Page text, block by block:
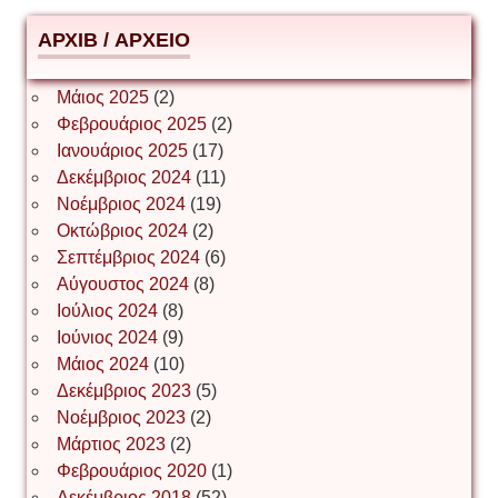
ΕΥΑΓΓΕΛΟΣ ΜΩΚΟΣ
Ιωάννης Σ. Παπαφλωράτος
ΝΙΚΟΣ ΓΑΤΟΣ
Νίκος Λυγερός
Іван Буртик
АРХІВ / ΑΡΧΕΙΟ
Μάιος 2025(2)
Φεβρουάριος 2025(2)
Ιανουάριος 2025(17)
Δεκέμβριος 2024(11)
Νοέμβριος 2024(19)
Οκτώβριος 2024(2)
Σεπτέμβριος 2024(6)
Αύγουστος 2024(8)
Ιούλιος 2024(8)
Ιούνιος 2024(9)
Μάιος 2024(10)
Δεκέμβριος 2023(5)
Νοέμβριος 2023(2)
Μάρτιος 2023(2)
Φεβρουάριος 2020(1)